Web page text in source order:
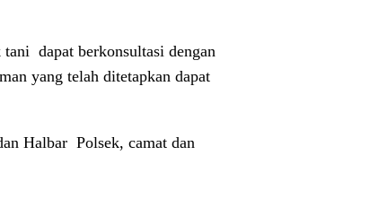
tani dapat berkonsultasi dengan
yang telah ditetapkan dapat
Halbar Polsek, camat dan